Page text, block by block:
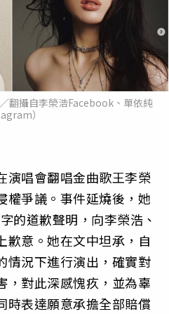
翻攝自李榮浩Facebook、單依純
）
演唱會翻唱金曲歌王李榮
權爭議。事件延燒後，她
的道歉聲明，向李榮浩、
歉意。她在文中坦承，自
情況下進行演出，確實對
，對此深感愧疚，並為辜
時表達願意承擔全部賠償